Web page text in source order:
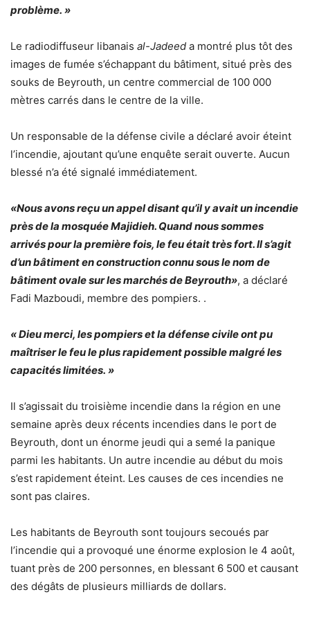
problème. »
Le radiodiffuseur libanais al-Jadeed a montré plus tôt des
images de fumée s’échappant du bâtiment, situé près des
souks de Beyrouth, un centre commercial de 100 000
mètres carrés dans le centre de la ville.
Un responsable de la défense civile a déclaré avoir éteint
l’incendie, ajoutant qu’une enquête serait ouverte. Aucun
blessé n’a été signalé immédiatement.
«Nous avons reçu un appel disant qu’il y avait un incendie
près de la mosquée Majidieh. Quand nous sommes
arrivés pour la première fois, le feu était très fort. Il s’agit
d’un bâtiment en construction connu sous le nom de
bâtiment ovale sur les marchés de Beyrouth», a déclaré
Fadi Mazboudi, membre des pompiers. .
« Dieu merci, les pompiers et la défense civile ont pu
maîtriser le feu le plus rapidement possible malgré les
capacités limitées. »
Il s’agissait du troisième incendie dans la région en une
semaine après deux récents incendies dans le port de
Beyrouth, dont un énorme jeudi qui a semé la panique
parmi les habitants. Un autre incendie au début du mois
s’est rapidement éteint. Les causes de ces incendies ne
sont pas claires.
Les habitants de Beyrouth sont toujours secoués par
l’incendie qui a provoqué une énorme explosion le 4 août,
tuant près de 200 personnes, en blessant 6 500 et causant
des dégâts de plusieurs milliards de dollars.